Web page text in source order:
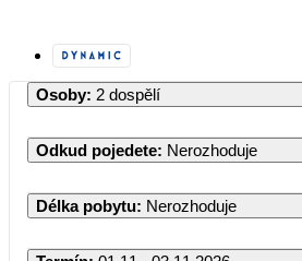
Osoby: 2 dospělí
Odkud pojedete: Nerozhoduje
Délka pobytu: Nerozhoduje